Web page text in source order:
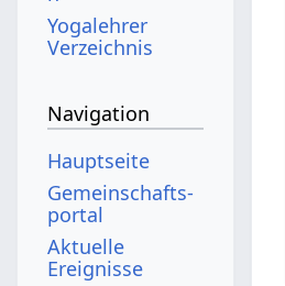
Yogalehrer
Verzeichnis
Navigation
Hauptseite
Gemeinschafts­
portal
Aktuelle
Ereignisse